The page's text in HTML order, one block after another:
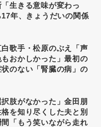
生きる意味が変わっ
年、きょうだいの関係
歌手・松原のぶえ「声
おかしかった」最初の
のない「腎臓の病」の
択肢がなかった」金田朋
を知り尽くした夫と別
「もう笑いながら走れ